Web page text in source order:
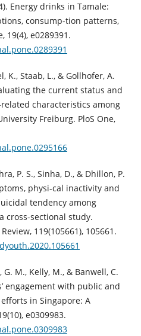
Energy drinks in Tamale:
consump-tion patterns,
19(4), e0289391.
K., Staab, L., & Gollhofer, A.
the current status and
characteristics among
Freiburg. PloS One,
P. S., Sinha, D., & Dhillon, P.
physi-cal inactivity and
tendency among
cross-sectional study.
119(105661), 105661.
G. M., Kelly, M., & Banwell, C.
engagement with public and
in Singapore: A
e0309983.